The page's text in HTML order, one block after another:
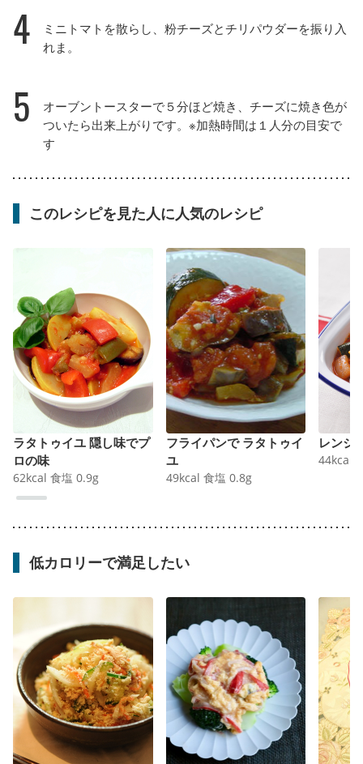
4
ミニトマトを散らし、粉チーズとチリパウダーを振り入
れま。
5
オーブントースターで５分ほど焼き、チーズに焼き色が
ついたら出来上がりです。※加熱時間は１人分の目安で
す
このレシピを見た人に人気のレシピ
ラタトゥイユ 隠し味でプ
ロの味
62kcal 食塩 0.9g
フライパンで ラタトゥイ
ユ
49kcal 食塩 0.8g
レンジ
44kcal
低カロリーで満足したい